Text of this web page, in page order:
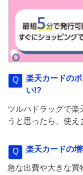
楽天カードの
い!?
ツルハドラッグで楽
うと思ったら、使え
楽天カードの
急な出費や大きな買